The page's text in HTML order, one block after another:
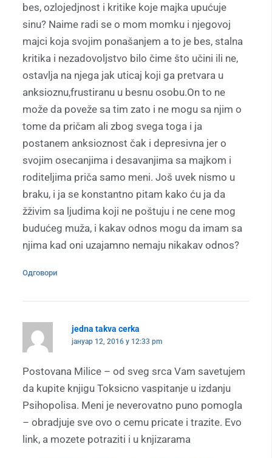
bes, ozlojedjnost i kritike koje majka upućuje
sinu? Naime radi se o mom momku i njegovoj
majci koja svojim ponašanjem a to je bes, stalna
kritika i nezadovoljstvo bilo čime što učini ili ne,
ostavlja na njega jak uticaj koji ga pretvara u
anksioznu,frustiranu u besnu osobu.On to ne
može da poveže sa tim zato i ne mogu sa njim o
tome da pričam ali zbog svega toga i ja
postanem anksioznost čak i depresivna jer o
svojim osecanjima i desavanjima sa majkom i
roditeljima priča samo meni. Još uvek nismo u
braku, i ja se konstantno pitam kako ću ja da
žživim sa ljudima koji ne poštuju i ne cene mog
budućeg muža, i kakav odnos mogu da imam sa
njima kad oni uzajamno nemaju nikakav odnos?
Одговори
jedna takva cerka
јануар 12, 2016 у 12:33 pm
Postovana Milice – od sveg srca Vam savetujem
da kupite knjigu Toksicno vaspitanje u izdanju
Psihopolisa. Meni je neverovatno puno pomogla
– obradjuje sve ovo o cemu pricate i trazite. Evo
link, a mozete potraziti i u knjizarama